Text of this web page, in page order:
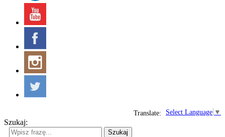
Select Language ▼
Translate:
Szukaj:
Szukaj